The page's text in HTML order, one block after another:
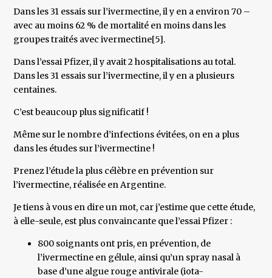
Dans les 31 essais sur l’ivermectine, il y en a environ 70 –
avec au moins 62 % de mortalité en moins dans les
groupes traités avec ivermectine[5].
Dans l’essai Pfizer, il y avait 2 hospitalisations au total.
Dans les 31 essais sur l’ivermectine, il y en a plusieurs
centaines.
C’est beaucoup plus significatif !
Même sur le nombre d’infections évitées, on en a plus
dans les études sur l’ivermectine !
Prenez l’étude la plus célèbre en prévention sur
l’ivermectine, réalisée en Argentine.
Je tiens à vous en dire un mot, car j’estime que cette étude,
à elle-seule, est plus convaincante que l’essai Pfizer :
800 soignants ont pris, en prévention, de
l’ivermectine en gélule, ainsi qu’un spray nasal à
base d’une algue rouge antivirale (iota-